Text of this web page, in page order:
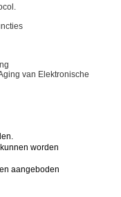
van Elektronische
worden
aangeboden